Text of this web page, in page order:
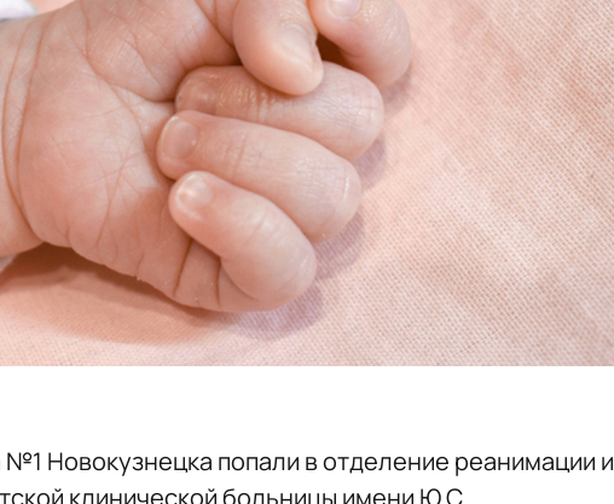
Новокузнецка попали в отделение реанимации и
клинической больницы имени Ю.С.